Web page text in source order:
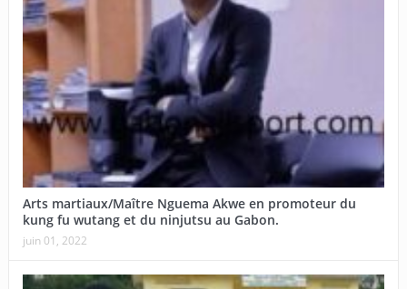
Arts martiaux/Maître Nguema Akwe en promoteur du
kung fu wutang et du ninjutsu au Gabon.
juin 01, 2022